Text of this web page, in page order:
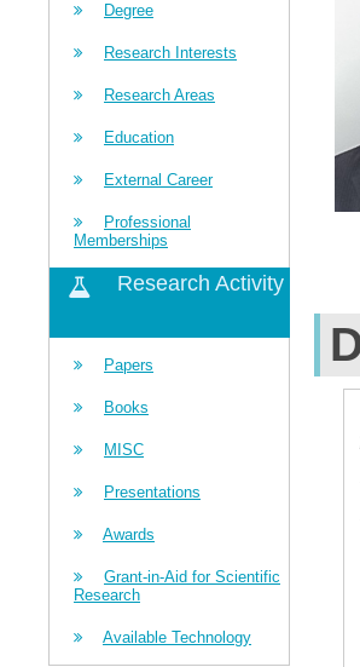
Degree
Research Interests
Research Areas
Education
External Career
Professional
Memberships
Research Activity
Papers
Books
MISC
Presentations
Awards
Grant-in-Aid for Scientific
Research
Available Technology